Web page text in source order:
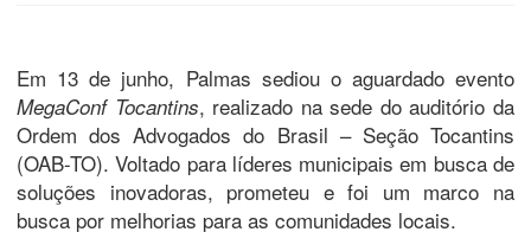
Em 13 de junho, Palmas sediou o aguardado evento
MegaConf Tocantins, realizado na sede do auditório da
Ordem dos Advogados do Brasil – Seção Tocantins
(OAB-TO). Voltado para líderes municipais em busca de
soluções inovadoras, prometeu e foi um marco na
busca por melhorias para as comunidades locais.